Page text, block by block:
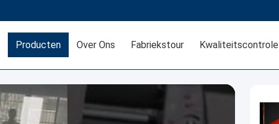
Producten Over Ons Fabriekstour Kwaliteitscontrole